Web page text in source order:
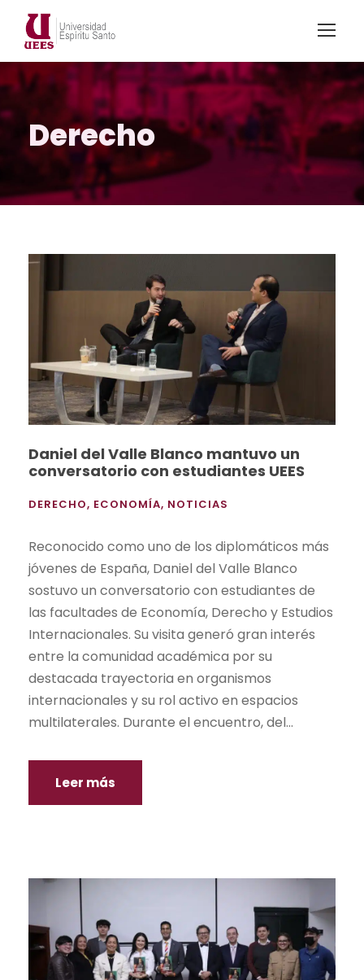
Derecho
Daniel del Valle Blanco mantuvo un
conversatorio con estudiantes UEES
DERECHO, ECONOMÍA, NOTICIAS
Reconocido como uno de los diplomáticos más
jóvenes de España, Daniel del Valle Blanco
sostuvo un conversatorio con estudiantes de
las facultades de Economía, Derecho y Estudios
Internacionales. Su visita generó gran interés
entre la comunidad académica por su
destacada trayectoria en organismos
internacionales y su rol activo en espacios
multilaterales. Durante el encuentro, del...
Leer más